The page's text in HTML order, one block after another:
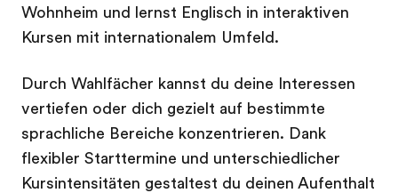
Wohnheim und lernst Englisch in interaktiven
Kursen mit internationalem Umfeld.
Durch Wahlfächer kannst du deine Interessen
vertiefen oder dich gezielt auf bestimmte
sprachliche Bereiche konzentrieren. Dank
flexibler Starttermine und unterschiedlicher
Kursintensitäten gestaltest du deinen Aufenthalt